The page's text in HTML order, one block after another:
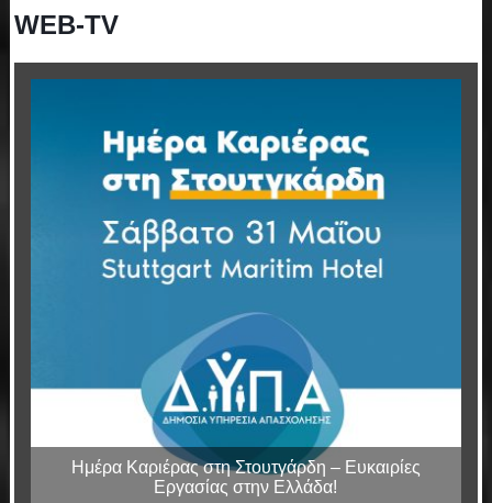
WEB-TV
Ημέρα Καριέρας στη Στουτγάρδη – Ευκαιρίες
Εργασίας στην Ελλάδα!